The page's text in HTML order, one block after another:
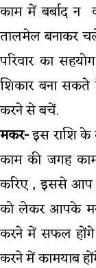
काम में बर्बाद
तालमेल बनाकर
परिवार का
शिकार बना सकते
करने से बचें.
मकर-इस राशि के
काम की जगह
करिए , इससे आप
को लेकर आपके मन
करने में सफल
करने में कामयाब